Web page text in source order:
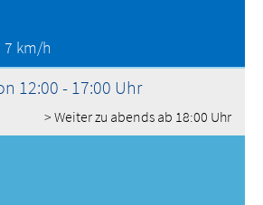
7 km/h
12:00 - 17:00 Uhr
> Weiter zu abends ab 18:00 Uhr